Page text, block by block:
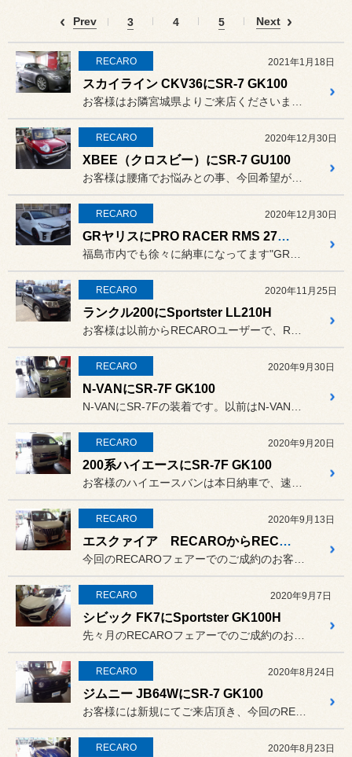
Prev 3 4 5 Next
RECARO 2021年1月18日
スカイライン CKV36にSR-7 GK100
RECARO 2020年12月30日
XBEE（クロスビー）にSR-7 GU100
RECARO 2020年12月30日
GRヤリスにPRO RACER RMS 2700Gを
RECARO 2020年11月25日
ランクル200にSportster LL210H
RECARO 2020年9月30日
N-VANにSR-7F GK100
RECARO 2020年9月20日
200系ハイエースにSR-7F GK100
RECARO 2020年9月13日
エスクァイア RECAROからRECAROへ
RECARO 2020年9月7日
シビック FK7にSportster GK100H
RECARO 2020年8月24日
ジムニー JB64WにSR-7 GK100
RECARO 2020年8月23日